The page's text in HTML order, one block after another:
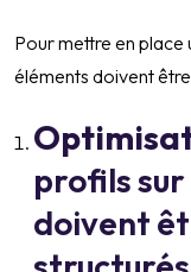
Pour mettre en place
éléments doivent
profils sur
doivent